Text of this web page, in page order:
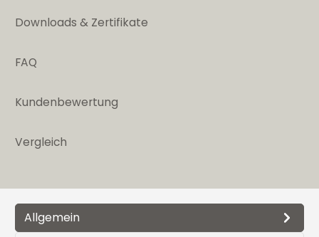
Downloads & Zertifikate
FAQ
Kundenbewertung
Vergleich
Allgemein